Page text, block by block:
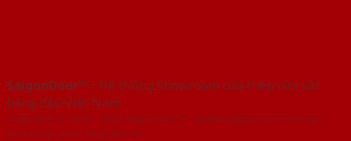
SaigonDoor™ - Hệ thống Showroom cửa thép cửa sắt
hàng đầu Việt Nam
Copyright ⓒ 2016 – 2026 SaigonDoor™ - www.cuagocomposite.org |
Đơn vị chủ quản SaigonDoor